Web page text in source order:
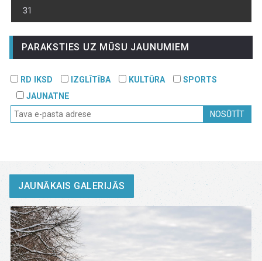
31
PARAKSTIES UZ MŪSU JAUNUMIEM
RD IKSD IZGLĪTĪBA KULTŪRA
SPORTS
JAUNATNE
NOSŪTĪT
JAUNĀKAIS GALERIJĀS